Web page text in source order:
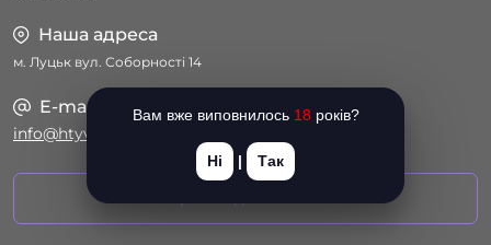
Наша адреса
м. Луцьк вул. Соборності 14
E-mail
info@htyvka.com.ua
Вам вже виповнилось 18 років?
Ні | Так